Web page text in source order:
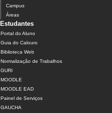
Campus
Áreas
Estudantes
Portal do Aluno
Guia do Calouro
Biblioteca Web
Normalização de Trabalhos
GURI
MOODLE
MOODLE EAD
Painel de Serviços
GAUCHA